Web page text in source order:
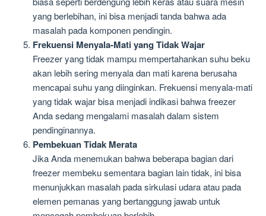
yang berlebihan, ini bisa menjadi tanda bahwa ada
masalah pada komponen pendingin.
Frekuensi Menyala-Mati yang Tidak Wajar
Freezer yang tidak mampu mempertahankan suhu beku
akan lebih sering menyala dan mati karena berusaha
mencapai suhu yang diinginkan. Frekuensi menyala-mati
yang tidak wajar bisa menjadi indikasi bahwa freezer
Anda sedang mengalami masalah dalam sistem
pendinginannya.
Pembekuan Tidak Merata
Jika Anda menemukan bahwa beberapa bagian dari
freezer membeku sementara bagian lain tidak, ini bisa
menunjukkan masalah pada sirkulasi udara atau pada
elemen pemanas yang bertanggung jawab untuk